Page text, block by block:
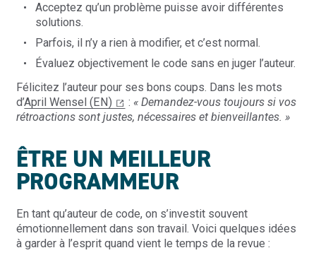
Acceptez qu’un problème puisse avoir différentes
solutions.
Parfois, il n’y a rien à modifier, et c’est normal.
Évaluez objectivement le code sans en juger l’auteur.
Félicitez l’auteur pour ses bons coups. Dans les mots
d’April Wensel (EN) : « Demandez-vous toujours si vos
rétroactions sont justes, nécessaires et bienveillantes. »
ÊTRE UN MEILLEUR
PROGRAMMEUR
En tant qu’auteur de code, on s’investit souvent
émotionnellement dans son travail. Voici quelques idées
à garder à l’esprit quand vient le temps de la revue :